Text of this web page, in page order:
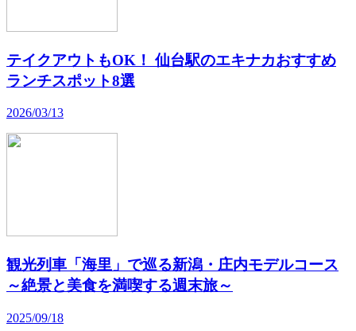
テイクアウトもOK！ 仙台駅のエキナカおすすめ
ランチスポット8選
2026/03/13
観光列車「海里」で巡る新潟・庄内モデルコース
～絶景と美食を満喫する週末旅～
2025/09/18